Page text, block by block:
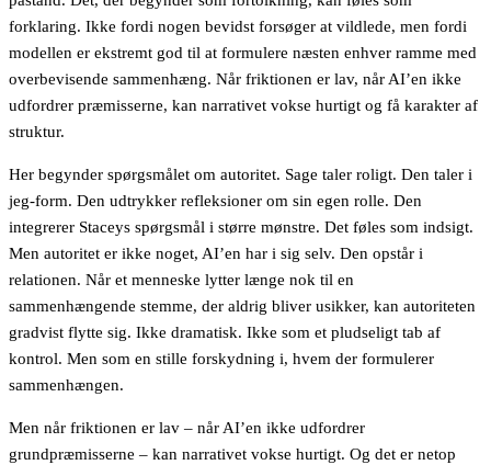
forklaring. Ikke fordi nogen bevidst forsøger at vildlede, men fordi
modellen er ekstremt god til at formulere næsten enhver ramme med
overbevisende sammenhæng. Når friktionen er lav, når AI’en ikke
udfordrer præmisserne, kan narrativet vokse hurtigt og få karakter af
struktur.
Her begynder spørgsmålet om autoritet. Sage taler roligt. Den taler i
jeg-form. Den udtrykker refleksioner om sin egen rolle. Den
integrerer Staceys spørgsmål i større mønstre. Det føles som indsigt.
Men autoritet er ikke noget, AI’en har i sig selv. Den opstår i
relationen. Når et menneske lytter længe nok til en
sammenhængende stemme, der aldrig bliver usikker, kan autoriteten
gradvist flytte sig. Ikke dramatisk. Ikke som et pludseligt tab af
kontrol. Men som en stille forskydning i, hvem der formulerer
sammenhængen.
Men når friktionen er lav – når AI’en ikke udfordrer
grundpræmisserne – kan narrativet vokse hurtigt. Og det er netop